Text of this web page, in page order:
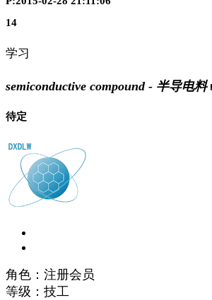
14
学习
semiconductive compound - 半导电料
待定
角色：注册会员
等级：技工